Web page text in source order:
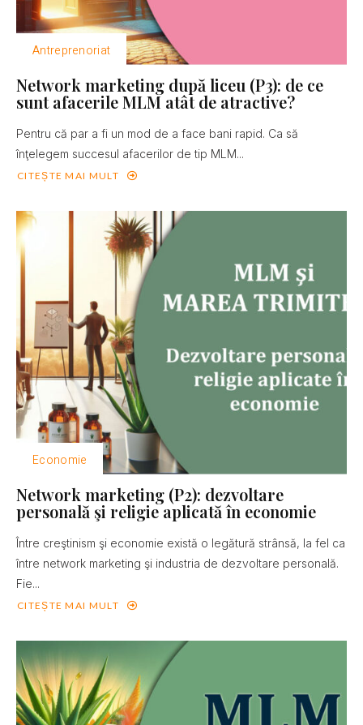
Antreprenoriat
Network marketing după liceu (P3): de ce
sunt afacerile MLM atât de atractive?
Pentru că par a fi un mod de a face bani rapid. Ca să
înţelegem succesul afacerilor de tip MLM...
CITEȘTE MAI MULT
Economie
Network marketing (P2): dezvoltare
personală şi religie aplicată în economie
Între creştinism şi economie există o legătură strânsă, la fel ca
între network marketing şi industria de dezvoltare personală.
Fie...
CITEȘTE MAI MULT